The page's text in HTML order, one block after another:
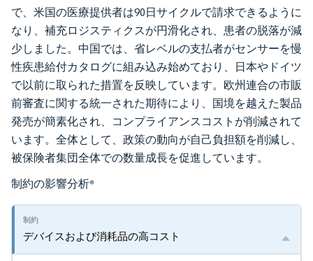
で、米国の医療提供者は90日サイクルで請求できるように
なり、補充ロジスティクスが円滑化され、患者の脱落が減
少しました。中国では、省レベルの支払者がセンサーを慢
性疾患給付カタログに組み込み始めており、日本やドイツ
で以前に取られた措置を反映しています。欧州連合の市販
前審査に関する統一された期待により、国境を越えた製品
発売が簡素化され、コンプライアンスコストが削減されて
います。全体として、政策の動向が自己負担額を削減し、
被保険者集団全体での数量成長を促進しています。
制約の影響分析*
デバイスおよび消耗品の高コスト